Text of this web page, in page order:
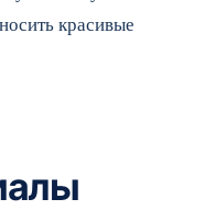
красивые